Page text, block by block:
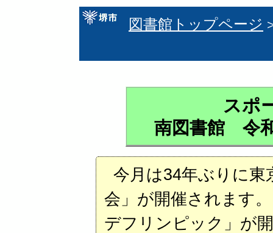
図書館トップページ
スポ
南図書館 令
今月は34年ぶりに東
会」が開催されます
デフリンピック」が